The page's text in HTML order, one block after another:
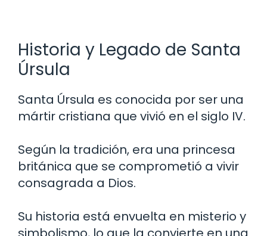
Historia y Legado de Santa
Úrsula
Santa Úrsula es conocida por ser una
mártir cristiana que vivió en el siglo IV.
Según la tradición, era una princesa
británica que se comprometió a vivir
consagrada a Dios.
Su historia está envuelta en misterio y